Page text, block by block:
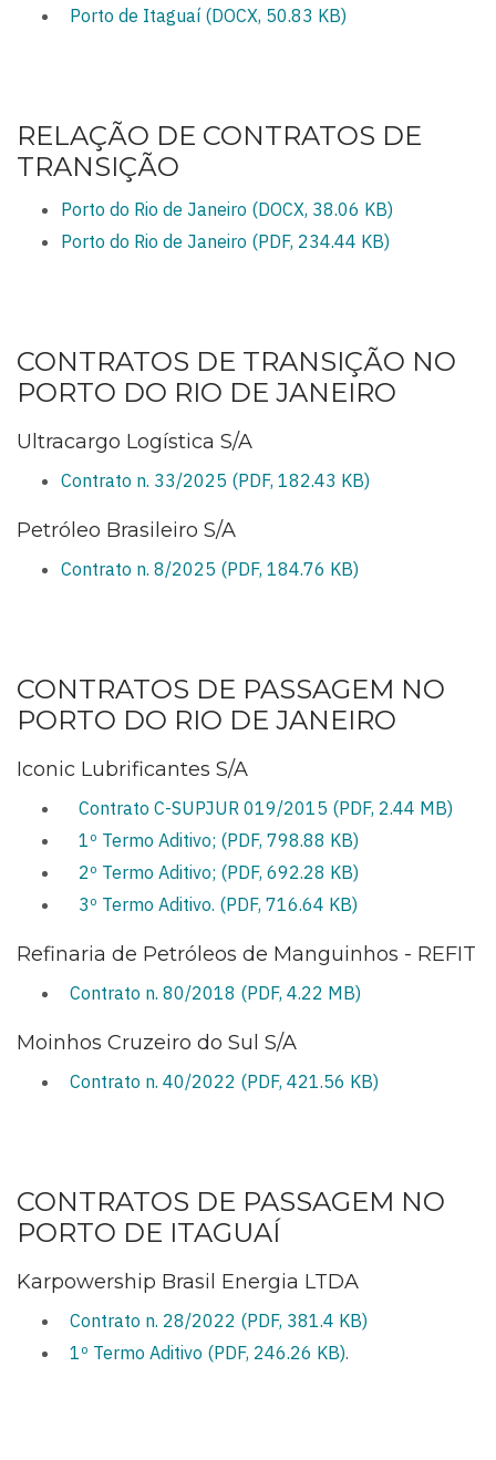
Porto de Itaguaí (DOCX, 50.83 KB)
RELAÇÃO DE CONTRATOS DE
TRANSIÇÃO
Porto do Rio de Janeiro (DOCX, 38.06 KB)
Porto do Rio de Janeiro (PDF, 234.44 KB)
CONTRATOS DE TRANSIÇÃO NO
PORTO DO RIO DE JANEIRO
Ultracargo Logística S/A
Contrato n. 33/2025 (PDF, 182.43 KB)
Petróleo Brasileiro S/A
Contrato n. 8/2025 (PDF, 184.76 KB)
CONTRATOS DE PASSAGEM NO
PORTO DO RIO DE JANEIRO
Iconic Lubrificantes S/A
Contrato C-SUPJUR 019/2015 (PDF, 2.44 MB)
1º Termo Aditivo; (PDF, 798.88 KB)
2º Termo Aditivo; (PDF, 692.28 KB)
3º Termo Aditivo. (PDF, 716.64 KB)
Refinaria de Petróleos de Manguinhos - REFIT
Contrato n. 80/2018 (PDF, 4.22 MB)
Moinhos Cruzeiro do Sul S/A
Contrato n. 40/2022 (PDF, 421.56 KB)
CONTRATOS DE PASSAGEM NO
PORTO DE ITAGUAÍ
Karpowership Brasil Energia LTDA
Contrato n. 28/2022 (PDF, 381.4 KB)
1º Termo Aditivo (PDF, 246.26 KB).